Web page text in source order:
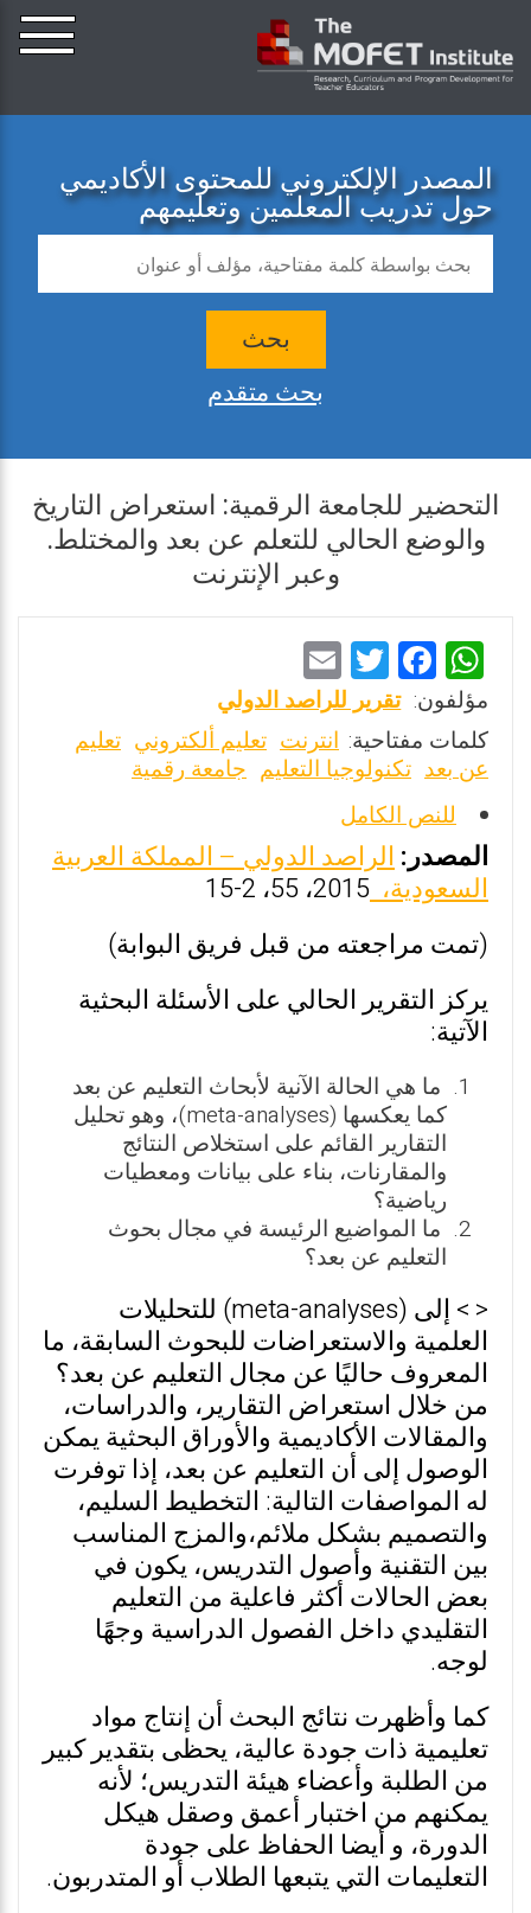
المصدر الإلكتروني للمحتوى الأكاديمي
حول تدريب المعلمين وتعليمهم
بحث
بحث متقدم
التحضير للجامعة الرقمية: استعراض التاريخ
والوضع الحالي للتعلم عن بعد والمختلط.
وعبر الإنترنت
W
h
at
s
A
p
p
F
a
ce
b
o
o
k
T
wi
tt
er
m
ai
l
مؤلفون: تقرير للراصد الدولي
كلمات مفتاحية: انترنت تعليم ألكتروني تعليم
عن بعد تكنولوجيا التعليم جامعة رقمية
للنص الكامل
المصدر:الراصد الدولي – المملكة العربية
السعودية،2015، 55، 2-15
(تمت مراجعته من قبل فريق البوابة)
يركز التقرير الحالي على الأسئلة البحثية
الآتية:
ما هي الحالة الآنية لأبحاث التعليم عن بعد
كما يعكسها (meta-analyses)، وهو تحليل
التقارير القائم على استخلاص النتائج
والمقارنات، بناء على بيانات ومعطيات
رياضية؟
ما المواضيع الرئيسة في مجال بحوث
التعليم عن بعد؟
< > إلى (meta-analyses) للتحليلات
العلمية والاستعراضات للبحوث السابقة، ما
المعروف حاليًا عن مجال التعليم عن بعد؟
من خلال استعراض التقارير، والدراسات،
والمقالات الأكاديمية والأوراق البحثية يمكن
الوصول إلى أن التعليم عن بعد، إذا توفرت
له المواصفات التالية: التخطيط السليم،
والتصميم بشكل ملائم،والمزج المناسب
بين التقنية وأصول التدريس، يكون في
بعض الحالات أكثر فاعلية من التعليم
التقليدي داخل الفصول الدراسية وجهًا
لوجه.
كما وأظهرت نتائج البحث أن إنتاج مواد
تعليمية ذات جودة عالية، يحظى بتقدير كبير
من الطلبة وأعضاء هيئة التدريس؛ لأنه
يمكنهم من اختبار أعمق وصقل هيكل
الدورة، و أيضا الحفاظ على جودة
التعليمات التي يتبعها الطلاب أو المتدربون.